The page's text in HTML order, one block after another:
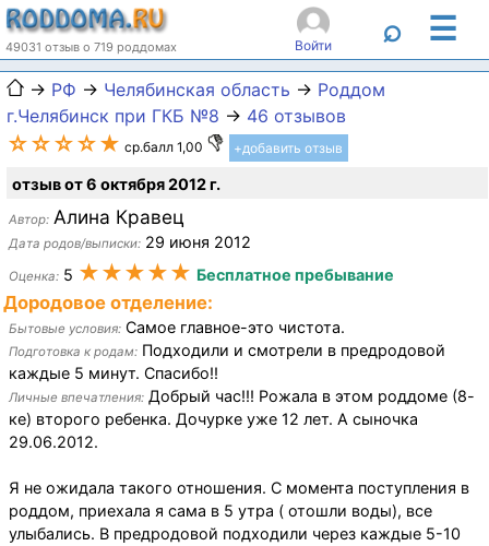
49031 отзыв о 719 роддомах Войти ⌕ ☰
→ РФ → Челябинская область → Роддом
г.Челябинск при ГКБ №8 → 46 отзывов
☆☆☆☆★ ср.балл 1,00 +добавить отзыв
отзыв от 6 октября 2012 г.
Автор: Алина Кравец
Дата родов/выписки: 29 июня 2012
Оценка: 5 ★★★★★ Бесплатное пребывание
Дородовое отделение:
Бытовые условия: Самое главное-это чистота.
Подготовка к родам: Подходили и смотрели в предродовой
каждые 5 минут. Спасибо!!
Личные впечатления: Добрый час!!! Рожала в этом роддоме (8-
ке) второго ребенка. Дочурке уже 12 лет. А сыночка
29.06.2012.
Я не ожидала такого отношения. С момента поступления в
роддом, приехала я сама в 5 утра ( отошли воды), все
улыбались. В предродовой подходили через каждые 5-10